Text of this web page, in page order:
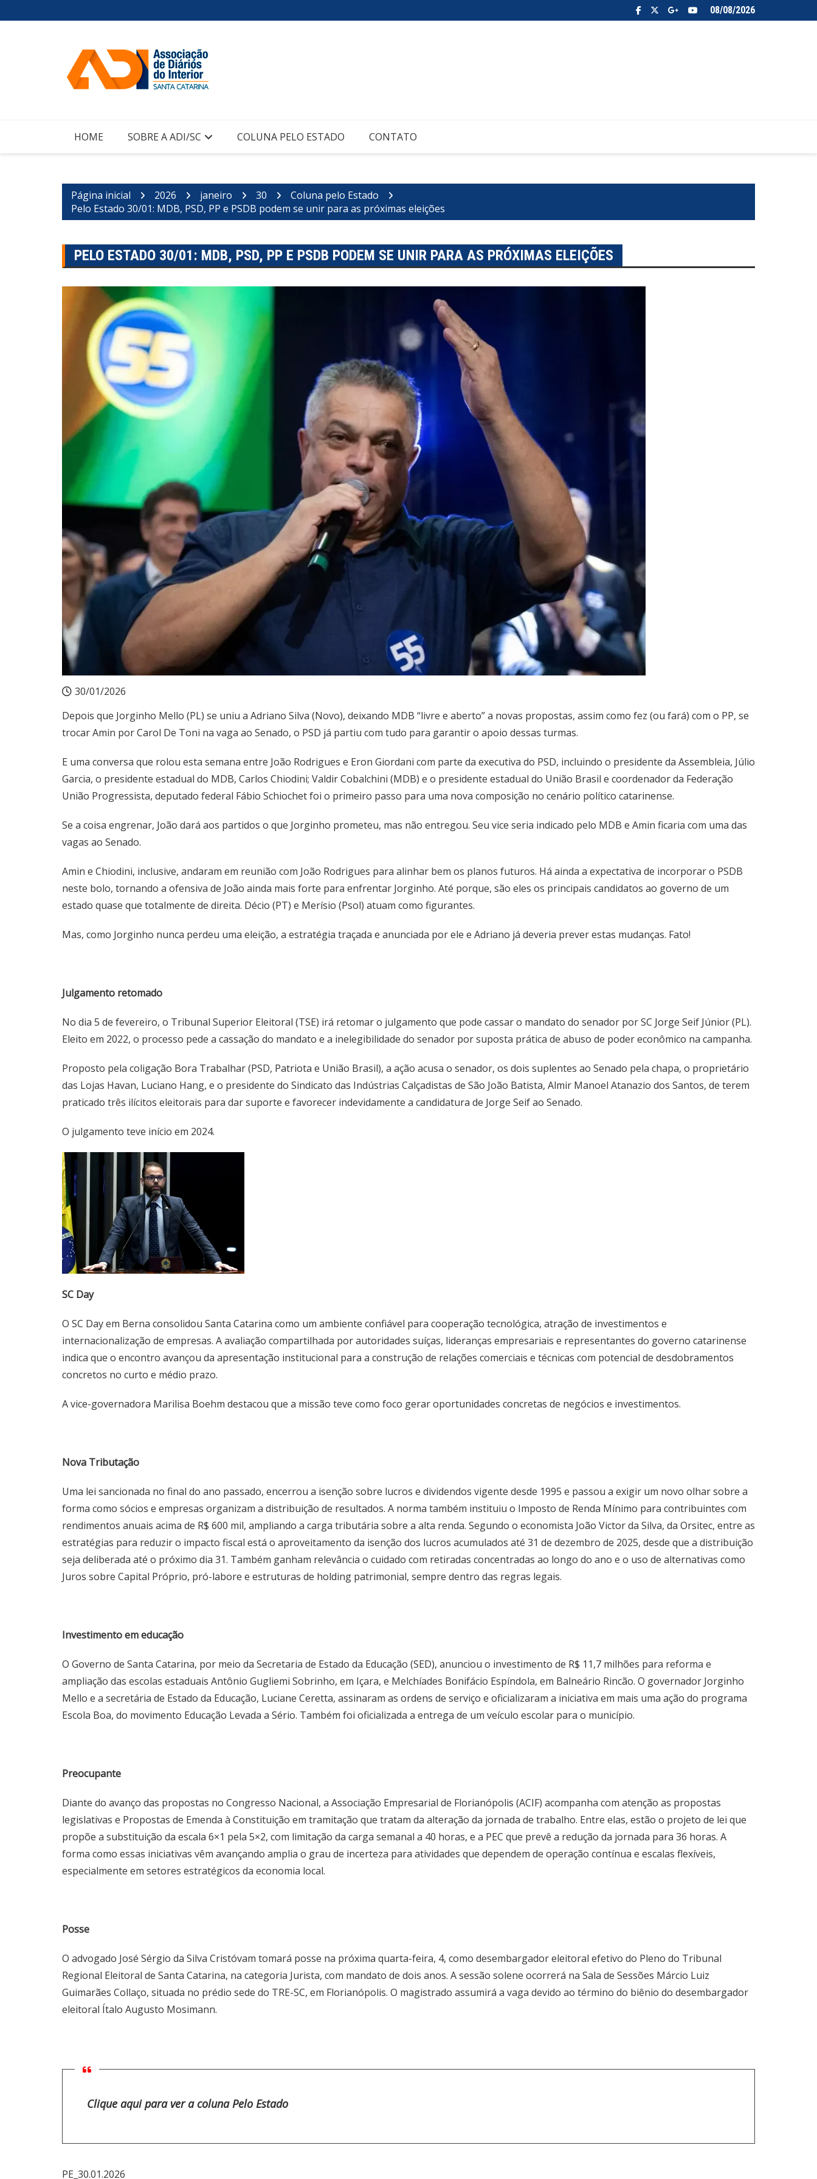
para
08/08/2026
HOME SOBRE A ADI/SC COLUNA PELO ESTADO CONTATO
Página inicial 2026 janeiro 30
Coluna pelo Estado
Pelo Estado 30/01: MDB, PSD, PP e PSDB podem se unir para as próximas eleições
PELO ESTADO 30/01: MDB, PSD, PP E PSDB PODEM SE UNIR PARA AS PRÓXIMAS ELEIÇÕES
30/01/2026
Depois que Jorginho Mello (PL) se uniu a Adriano Silva (Novo), deixando MDB “livre e aberto” a novas propostas, assim como fez (ou fará) com o PP, se
trocar Amin por Carol De Toni na vaga ao Senado, o PSD já partiu com tudo para garantir o apoio dessas turmas.
E uma conversa que rolou esta semana entre João Rodrigues e Eron Giordani com parte da executiva do PSD, incluindo o presidente da Assembleia, Júlio
Garcia, o presidente estadual do MDB, Carlos Chiodini; Valdir Cobalchini (MDB) e o presidente estadual do União Brasil e coordenador da Federação
União Progressista, deputado federal Fábio Schiochet foi o primeiro passo para uma nova composição no cenário político catarinense.
Se a coisa engrenar, João dará aos partidos o que Jorginho prometeu, mas não entregou. Seu vice seria indicado pelo MDB e Amin ficaria com uma das
vagas ao Senado.
Amin e Chiodini, inclusive, andaram em reunião com João Rodrigues para alinhar bem os planos futuros. Há ainda a expectativa de incorporar o PSDB
neste bolo, tornando a ofensiva de João ainda mais forte para enfrentar Jorginho. Até porque, são eles os principais candidatos ao governo de um
estado quase que totalmente de direita. Décio (PT) e Merísio (Psol) atuam como figurantes.
Mas, como Jorginho nunca perdeu uma eleição, a estratégia traçada e anunciada por ele e Adriano já deveria prever estas mudanças. Fato!
Julgamento retomado
No dia 5 de fevereiro, o Tribunal Superior Eleitoral (TSE) irá retomar o julgamento que pode cassar o mandato do senador por SC Jorge Seif Júnior (PL).
Eleito em 2022, o processo pede a cassação do mandato e a inelegibilidade do senador por suposta prática de abuso de poder econômico na campanha.
Proposto pela coligação Bora Trabalhar (PSD, Patriota e União Brasil), a ação acusa o senador, os dois suplentes ao Senado pela chapa, o proprietário
das Lojas Havan, Luciano Hang, e o presidente do Sindicato das Indústrias Calçadistas de São João Batista, Almir Manoel Atanazio dos Santos, de terem
praticado três ilícitos eleitorais para dar suporte e favorecer indevidamente a candidatura de Jorge Seif ao Senado.
O julgamento teve início em 2024.
SC Day
O SC Day em Berna consolidou Santa Catarina como um ambiente confiável para cooperação tecnológica, atração de investimentos e
internacionalização de empresas. A avaliação compartilhada por autoridades suíças, lideranças empresariais e representantes do governo catarinense
indica que o encontro avançou da apresentação institucional para a construção de relações comerciais e técnicas com potencial de desdobramentos
concretos no curto e médio prazo.
A vice-governadora Marilisa Boehm destacou que a missão teve como foco gerar oportunidades concretas de negócios e investimentos.
Nova Tributação
Uma lei sancionada no final do ano passado, encerrou a isenção sobre lucros e dividendos vigente desde 1995 e passou a exigir um novo olhar sobre a
forma como sócios e empresas organizam a distribuição de resultados. A norma também instituiu o Imposto de Renda Mínimo para contribuintes com
rendimentos anuais acima de R$ 600 mil, ampliando a carga tributária sobre a alta renda. Segundo o economista João Victor da Silva, da Orsitec, entre as
estratégias para reduzir o impacto fiscal está o aproveitamento da isenção dos lucros acumulados até 31 de dezembro de 2025, desde que a distribuição
seja deliberada até o próximo dia 31. Também ganham relevância o cuidado com retiradas concentradas ao longo do ano e o uso de alternativas como
Juros sobre Capital Próprio, pró-labore e estruturas de holding patrimonial, sempre dentro das regras legais.
Investimento em educação
O Governo de Santa Catarina, por meio da Secretaria de Estado da Educação (SED), anunciou o investimento de R$ 11,7 milhões para reforma e
ampliação das escolas estaduais Antônio Gugliemi Sobrinho, em Içara, e Melchíades Bonifácio Espíndola, em Balneário Rincão. O governador Jorginho
Mello e a secretária de Estado da Educação, Luciane Ceretta, assinaram as ordens de serviço e oficializaram a iniciativa em mais uma ação do programa
Escola Boa, do movimento Educação Levada a Sério. Também foi oficializada a entrega de um veículo escolar para o município.
Preocupante
Diante do avanço das propostas no Congresso Nacional, a Associação Empresarial de Florianópolis (ACIF) acompanha com atenção as propostas
legislativas e Propostas de Emenda à Constituição em tramitação que tratam da alteração da jornada de trabalho. Entre elas, estão o projeto de lei que
propõe a substituição da escala 6×1 pela 5×2, com limitação da carga semanal a 40 horas, e a PEC que prevê a redução da jornada para 36 horas. A
forma como essas iniciativas vêm avançando amplia o grau de incerteza para atividades que dependem de operação contínua e escalas flexíveis,
especialmente em setores estratégicos da economia local.
Posse
O advogado José Sérgio da Silva Cristóvam tomará posse na próxima quarta-feira, 4, como desembargador eleitoral efetivo do Pleno do Tribunal
Regional Eleitoral de Santa Catarina, na categoria Jurista, com mandato de dois anos. A sessão solene ocorrerá na Sala de Sessões Márcio Luiz
Guimarães Collaço, situada no prédio sede do TRE-SC, em Florianópolis. O magistrado assumirá a vaga devido ao término do biênio do desembargador
eleitoral Ítalo Augusto Mosimann.
Clique aqui para ver a coluna Pelo Estado
PE_30.01.2026